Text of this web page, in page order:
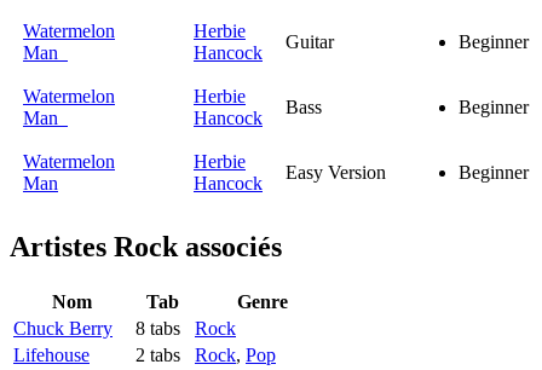
Watermelon
Man
Herbie
Hancock
Guitar Beginner
Watermelon
Man
Herbie
Hancock
Bass Beginner
Watermelon
Man
Herbie
Hancock
Easy Version Beginner
Artistes Rockassociés
Nom Tab
Genre
Chuck Berry
8 tabs
Rock
Lifehouse
2 tabs Rock, Pop